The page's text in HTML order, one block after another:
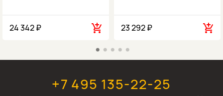
24 342 ₽ 23 292 ₽
+7 495 135-22-25